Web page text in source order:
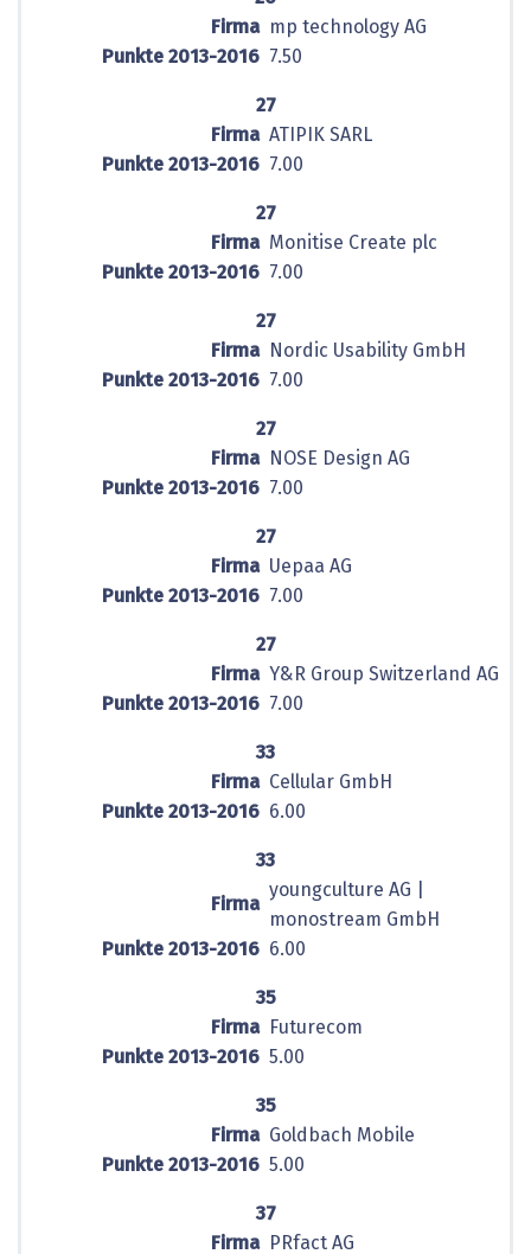
Firma
mp technology AG
Punkte 2013-2016 7.50
27
Firma ATIPIK SARL
Punkte 2013-2016 7.00
27
Firma Monitise Create plc
Punkte 2013-2016 7.00
27
Firma
Nordic Usability GmbH
Punkte 2013-2016 7.00
27
Firma
NOSE Design AG
Punkte 2013-2016 7.00
27
Firma Uepaa AG
Punkte 2013-2016 7.00
27
Firma Y&R Group Switzerland AG
Punkte 2013-2016 7.00
33
Firma Cellular GmbH
Punkte 2013-2016 6.00
33
Firma
youngculture AG |
monostream GmbH
Punkte 2013-2016 6.00
35
Firma
Futurecom
Punkte 2013-2016 5.00
35
Firma Goldbach Mobile
Punkte 2013-2016 5.00
37
Firma
PRfact AG